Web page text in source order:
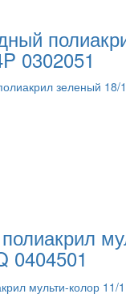
0302051
0404501